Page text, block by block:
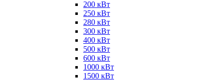
200 кВт
250 кВт
280 кВт
300 кВт
400 кВт
500 кВт
600 кВт
1000 кВт
1500 кВт